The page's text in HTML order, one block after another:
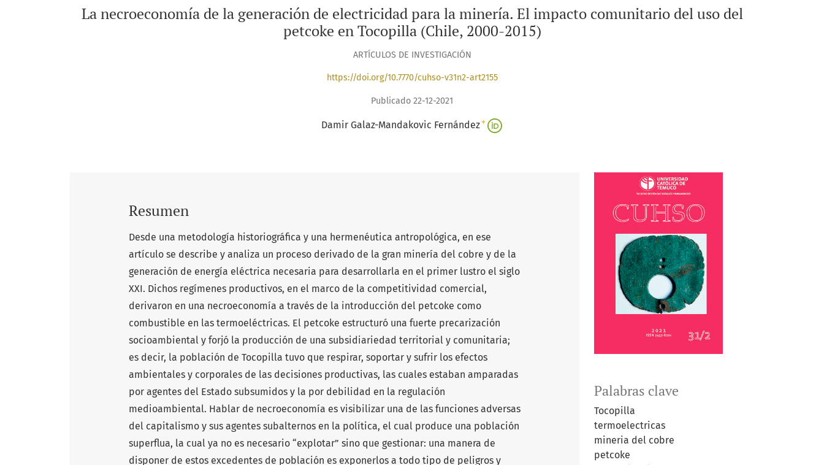
La necroeconomía de la generación de electricidad para la minería. El impacto comunitario del uso del
petcoke en Tocopilla (Chile, 2000-2015)
ARTÍCULOS DE INVESTIGACIÓN
https://doi.org/10.7770/cuhso-v31n2-art2155
Publicado 22-12-2021
Damir Galaz-Mandakovic Fernández+
Palabras clave
Tocopilla
termoelectricas
mineria del cobre
petcoke
Resumen
Desde una metodología historiográfica y una hermenéutica antropológica, en ese
artículo se describe y analiza un proceso derivado de la gran minería del cobre y de la
generación de energía eléctrica necesaria para desarrollarla en el primer lustro el siglo
XXI. Dichos regímenes productivos, en el marco de la competitividad comercial,
derivaron en una necroeconomía a través de la introducción del petcoke como
combustible en las termoeléctricas. El petcoke estructuró una fuerte precarización
socioambiental y forjó la producción de una subsidiariedad territorial y comunitaria;
es decir, la población de Tocopilla tuvo que respirar, soportar y sufrir los efectos
ambientales y corporales de las decisiones productivas, las cuales estaban amparadas
por agentes del Estado subsumidos y la por debilidad en la regulación
medioambiental. Hablar de necroeconomía es visibilizar una de las funciones adversas
del capitalismo y sus agentes subalternos en la política, el cual produce una población
superflua, la cual ya no es necesario “explotar” sino que gestionar: una manera de
disponer de estos excedentes de población es exponerlos a todo tipo de peligros y